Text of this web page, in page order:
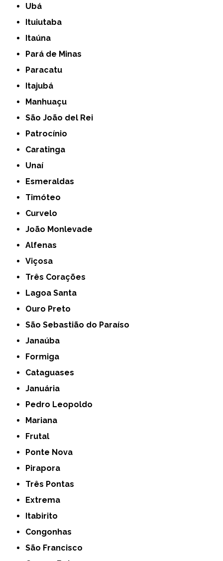
Ubá
Ituiutaba
Itaúna
Pará de Minas
Paracatu
Itajubá
Manhuaçu
São João del Rei
Patrocínio
Caratinga
Unaí
Esmeraldas
Timóteo
Curvelo
João Monlevade
Alfenas
Viçosa
Três Corações
Lagoa Santa
Ouro Preto
São Sebastião do Paraíso
Janaúba
Formiga
Cataguases
Januária
Pedro Leopoldo
Mariana
Frutal
Ponte Nova
Pirapora
Três Pontas
Extrema
Itabirito
Congonhas
São Francisco